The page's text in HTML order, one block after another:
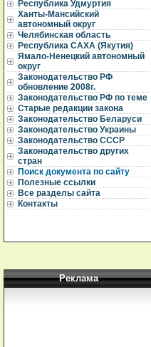
Республика Удмуртия
Ханты-Мансийский
автономный округ
Челябинская область
Республика САХА (Якутия)
Ямало-Ненецкий автономный
округ
Законодательство РФ
обновление 2008г.
Законодательство РФ по теме
Старые редакции закона
Законодательство Беларуси
Законодательство Украины
Законодательство СССР
Законодательство других
стран
Поиск документа по сайту
Полезные ссылки
Все разделы сайта
Контакты
Реклама